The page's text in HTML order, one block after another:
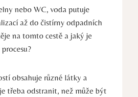
nebo WC, voda putuje
až do čistírny odpadních
na tomto cestě a jaký je
obsahuje různé látky a
třeba odstranit, než může být